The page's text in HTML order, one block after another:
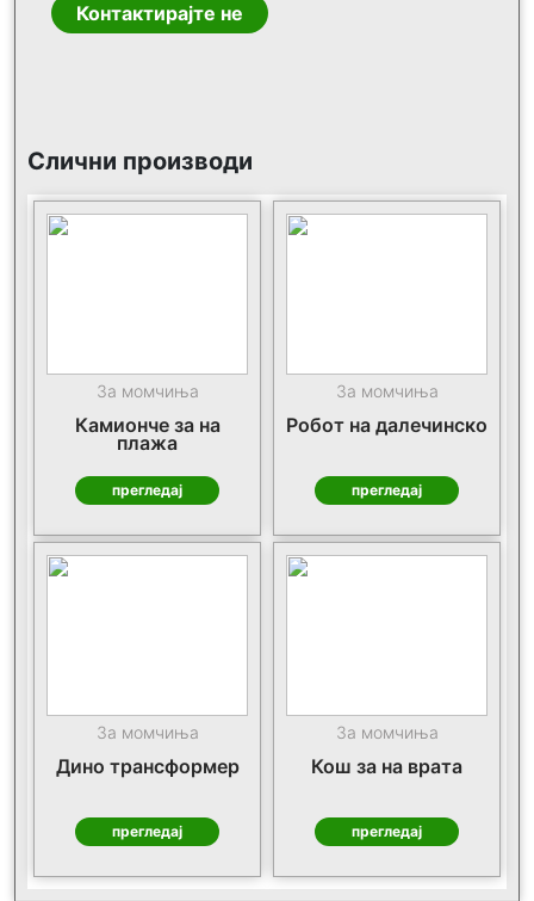
Контактирајте не
Слични производи
За момчиња
Камионче за на
плажа
прегледај
За момчиња
Робот на далечинско
прегледај
За момчиња
Дино трансформер
прегледај
За момчиња
Кош за на врата
прегледај